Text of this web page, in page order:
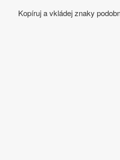
Kopíruj a vkládej znaky